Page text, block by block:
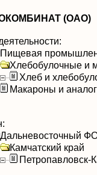
(ОАО)
Пищевая
Хлебобулочные и
Хлеб и
Макароны и
Дальневосточный
Камчатский край
Петропавловск-